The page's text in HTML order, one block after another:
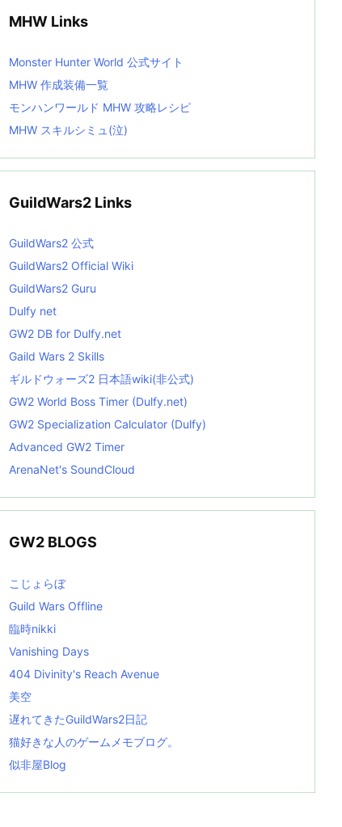
MHW Links
Monster Hunter World 公式サイト
MHW 作成装備一覧
モンハンワールド MHW 攻略レシピ
MHW スキルシミュ(泣)
GuildWars2 Links
GuildWars2 公式
GuildWars2 Official Wiki
GuildWars2 Guru
Dulfy net
GW2 DB for Dulfy.net
Gaild Wars 2 Skills
ギルドウォーズ2 日本語wiki(非公式)
GW2 World Boss Timer (Dulfy.net)
GW2 Specialization Calculator (Dulfy)
Advanced GW2 Timer
ArenaNet's SoundCloud
GW2 BLOGS
こじょらぼ
Guild Wars Offline
臨時nikki
Vanishing Days
404 Divinity's Reach Avenue
美空
遅れてきたGuildWars2日記
猫好きな人のゲームメモブログ。
似非屋Blog